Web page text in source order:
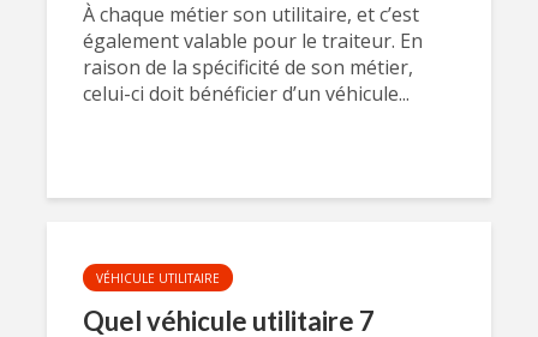
À chaque métier son utilitaire, et c’est
également valable pour le traiteur. En
raison de la spécificité de son métier,
celui-ci doit bénéficier d’un véhicule...
VÉHICULE UTILITAIRE
Quel véhicule utilitaire 7